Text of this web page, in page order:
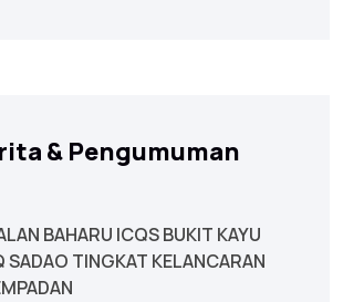
& Pengumuman
BAHARU ICQS BUKIT KAYU
SADAO TINGKAT KELANCARAN